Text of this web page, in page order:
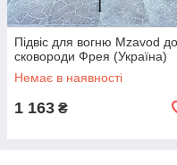
Підвіс для вогню Mzavod до
сковороди Фрея (Україна)
Немає в наявності
1 163 ₴